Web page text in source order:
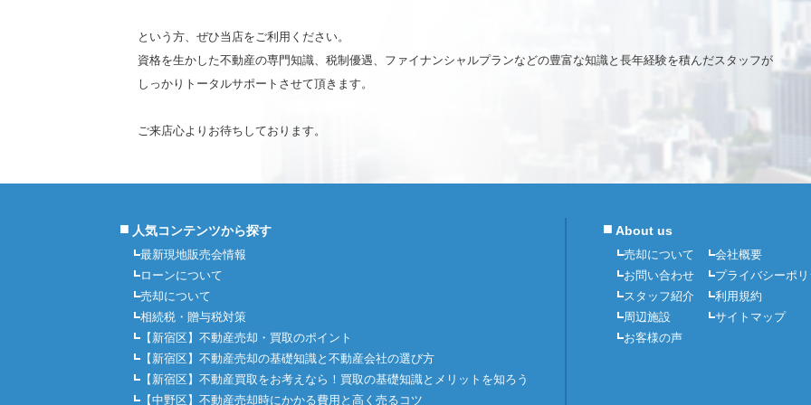
という方、ぜひ当店をご利用ください。
資格を生かした不動産の専門知識、税制優遇、ファイナンシャルプランなどの豊富な知識と長年経験を積んだスタッフが
しっかりトータルサポートさせて頂きます。
ご来店心よりお待ちしております。
■ 人気コンテンツから探す
最新現地販売会情報
ローンについて
売却について
相続税・贈与税対策
【新宿区】不動産売却・買取のポイント
【新宿区】不動産売却の基礎知識と不動産会社の選び方
【新宿区】不動産買取をお考えなら！買取の基礎知識とメリットを知ろう
【中野区】不動産売却時にかかる費用と高く売るコツ
■ About us
売却について
お問い合わせ
スタッフ紹介
周辺施設
お客様の声
会社概要
プライバシーポ
利用規約
サイトマップ